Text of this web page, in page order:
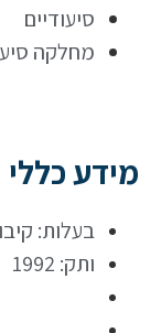
סיעודיים
מחלקה
מידע כללי
בעלות:
ותק: 1992